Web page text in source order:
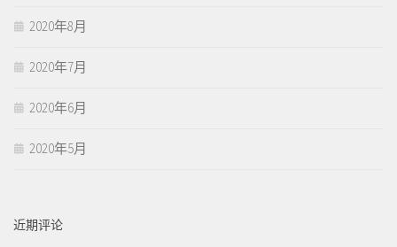
2020年8月
2020年7月
2020年6月
2020年5月
近期评论